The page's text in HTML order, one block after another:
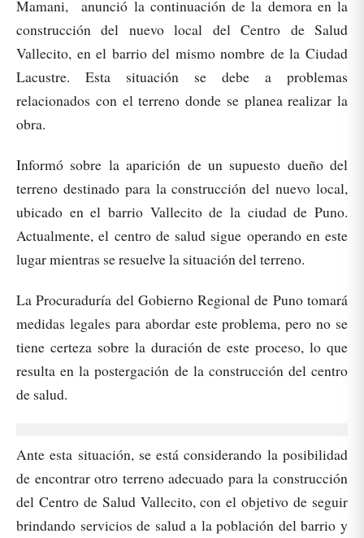
Mamani, anunció la continuación de la demora en la
construcción del nuevo local del Centro de Salud
Vallecito, en el barrio del mismo nombre de la Ciudad
Lacustre. Esta situación se debe a problemas
relacionados con el terreno donde se planea realizar la
obra.
Informó sobre la aparición de un supuesto dueño del
terreno destinado para la construcción del nuevo local,
ubicado en el barrio Vallecito de la ciudad de Puno.
Actualmente, el centro de salud sigue operando en este
lugar mientras se resuelve la situación del terreno.
La Procuraduría del Gobierno Regional de Puno tomará
medidas legales para abordar este problema, pero no se
tiene certeza sobre la duración de este proceso, lo que
resulta en la postergación de la construcción del centro
de salud.
Ante esta situación, se está considerando la posibilidad
de encontrar otro terreno adecuado para la construcción
del Centro de Salud Vallecito, con el objetivo de seguir
brindando servicios de salud a la población del barrio y